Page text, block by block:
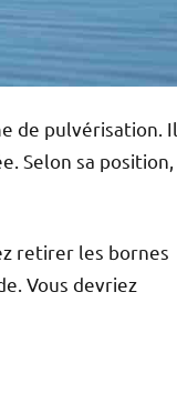
de pulvérisation. Il
Selon sa position,
retirer les bornes
Vous devriez